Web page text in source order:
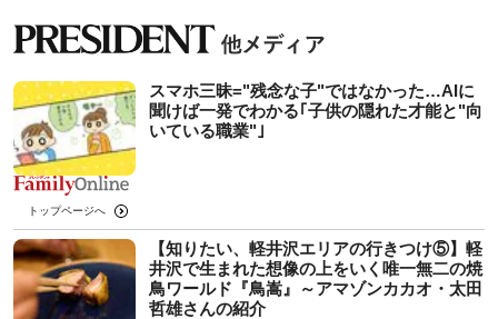
スマホ三昧="残念な子"ではなかった…AIに
聞けば一発でわかる｢子供の隠れた才能と"向
いている職業"｣
トップページへ
【知りたい、軽井沢エリアの行きつけ⑤】軽
井沢で生まれた想像の上をいく唯一無二の焼
鳥ワールド『鳥嵩』～アマゾンカカオ・太田
哲雄さんの紹介